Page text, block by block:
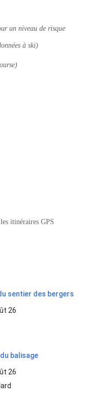
un niveau de risque
à ski)
itinéraires GPS
sentier des bergers
26
balisage
26